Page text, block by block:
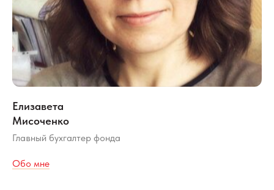
Елизавета
Мисоченко
Главный бухгалтер фонда
Обо мне